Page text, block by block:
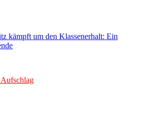
kämpft um den Klassenerhalt: Ein